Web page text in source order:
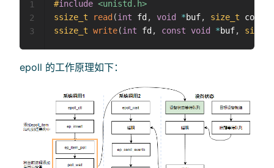
#include <unistd.h>
ssize_t
read (int fd , void *buf, size_t count
ssize_t write(int fd , const void *buf, size_t
1
2
3
epoll 的工作原理如下：